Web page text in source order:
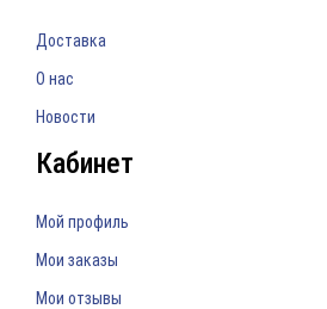
Доставка
О нас
Новости
Кабинет
Мой профиль
Мои заказы
Мои отзывы